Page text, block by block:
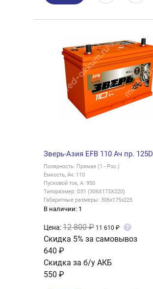
Зверь-Азия EFB 110 Ач пр.
Полярность: Прямая (1 - Рос.)
Емкость, Ач: 110
Пусковой ток, А: 950
Типоразмер: D31 (306X173X220)
Габаритные размеры: 306x175x225
В наличии: 1
Цена:12 800 ₽ 11 610 ₽ ?
Скидка 5% за самовывоз
640 ₽
Скидка за б/у АКБ
550 ₽